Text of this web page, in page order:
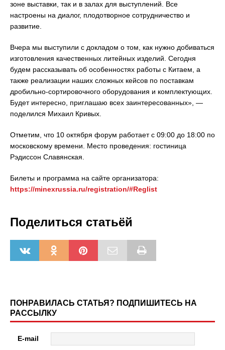
зоне выставки, так и в залах для выступлений. Все
настроены на диалог, плодотворное сотрудничество и
развитие.
Вчера мы выступили с докладом о том, как нужно добиваться
изготовления качественных литейных изделий. Сегодня
будем рассказывать об особенностях работы с Китаем, а
также реализации наших сложных кейсов по поставкам
дробильно-сортировочного оборудования и комплектующих.
Будет интересно, приглашаю всех заинтересованных», —
поделился Михаил Кривых.
Отметим, что 10 октября форум работает с 09:00 до 18:00 по
московскому времени. Место проведения: гостиница
Рэдиссон Славянская.
Билеты и программа на сайте организатора:
https://minexrussia.ru/registration/#Reglist
Поделиться статьёй
ПОНРАВИЛАСЬ СТАТЬЯ? ПОДПИШИТЕСЬ НА
РАССЫЛКУ
E-mail